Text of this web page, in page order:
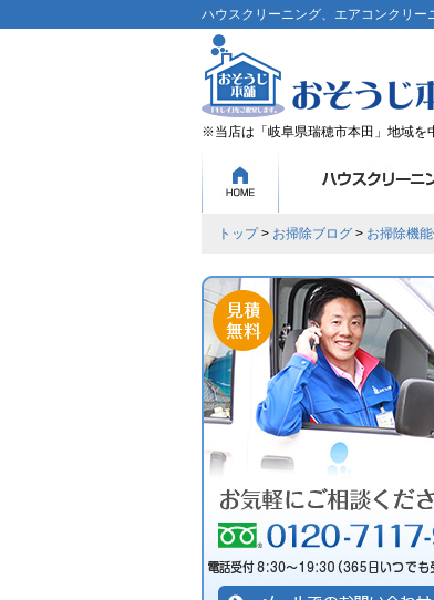
ハウスクリーニング、エアコンクリー
※当店は「岐阜県瑞穂市本田」地域を
トップ> お掃除ブログ > お掃除機